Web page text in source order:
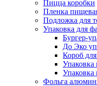
Пицца коробки
Пленка
Подложка для
Упаковка для
Бургер-
До Эко
Короб
Фольга